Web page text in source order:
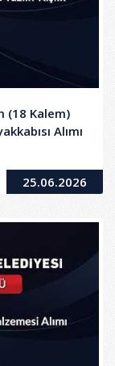
(18 Kalem)
Alımı
25.06.2026